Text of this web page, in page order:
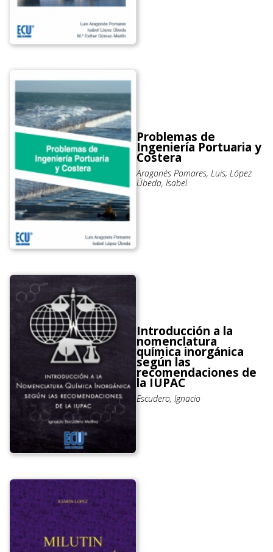
Problemas de
Ingeniería Portuaria y
Costera
Aragonés Pomares, Luis; López
Úbeda, Isabel
Introducción a la
nomenclatura
química inorgánica
según las
recomendaciones de
la IUPAC
Escudero, Ignacio